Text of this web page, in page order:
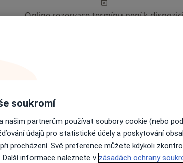
Online rezervace termínu není k
Dnes
7 Srpen
Zítra
8 Srpen
Ne
9 Srpen
Po
10 Srpen
soukromí
našim partnerům používat soubory cookie (nebo
údajů pro statistické účely a poskytování
procházení. Své preference můžete kdykoli
informace naleznete v zásadách ochrany